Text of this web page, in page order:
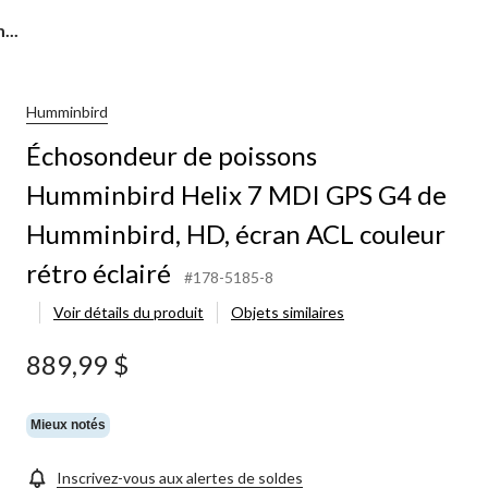
Humminbird
Échosondeur de poissons
Humminbird Helix 7 MDI GPS G4 de
Humminbird, HD, écran ACL couleur
rétro éclairé
#178-5185-8
Voir détails du produit
Objets similaires
889,99 $
Mieux notés
Inscrivez-vous aux alertes de soldes